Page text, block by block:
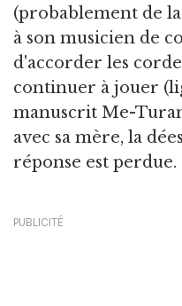
(probablement de la
à son musicien de
d'accorder les
continuer à jouer
manuscrit Me-
avec sa mère, la
réponse est perdue.
PUBLICITÉ